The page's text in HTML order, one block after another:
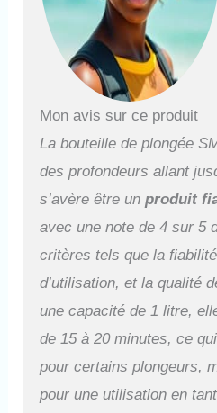
de
plus
de 8 à
cela
main
et
de
/
Mon avis sur ce produit
La bouteille de plongée
des profondeurs allant
s’avère être unproduit
avec une note de 4 sur 5
critères tels que la
d’utilisation, et la qualité
une capacité de 1 litre,
de 15 à 20 minutes, ce
pour certains plongeurs,
pour une utilisation en